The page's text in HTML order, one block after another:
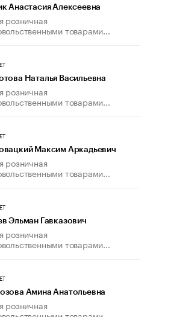
стареет иначе». Как живет глава
Анастасия Алексеевна
розничная
товарами...
Наталья Васильевна
розничная
товарами...
Максим Аркадьевич
розничная
товарами...
Эльман Гавказович
розничная
товарами...
Амина Анатольевна
розничная